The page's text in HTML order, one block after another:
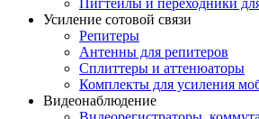
Пигтейлы и переходники
Усиление сотовой связи
Репитеры
Антенны для репитеров
Сплиттеры и аттенюаторы
Комплекты для усиления
Видеонаблюдение